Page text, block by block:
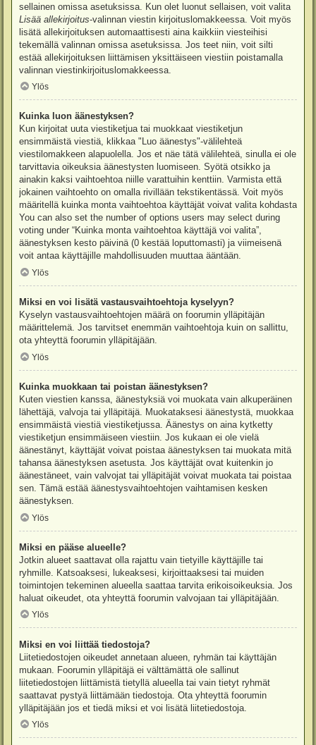
sellainen omissa asetuksissa. Kun olet luonut sellaisen, voit valita
Lisää allekirjoitus-valinnan viestin kirjoituslomakkeessa. Voit myös
lisätä allekirjoituksen automaattisesti aina kaikkiin viesteihisi
tekemällä valinnan omissa asetuksissa. Jos teet niin, voit silti
estää allekirjoituksen liittämisen yksittäiseen viestiin poistamalla
valinnan viestinkirjoituslomakkeessa.
Ylös
Kuinka luon äänestyksen?
Kun kirjoitat uuta viestiketjua tai muokkaat viestiketjun
ensimmäistä viestiä, klikkaa "Luo äänestys"-välilehteä
viestilomakkeen alapuolella. Jos et näe tätä välilehteä, sinulla ei ole
tarvittavia oikeuksia äänestysten luomiseen. Syötä otsikko ja
ainakin kaksi vaihtoehtoa niille varattuihin kenttiin. Varmista että
jokainen vaihtoehto on omalla rivillään tekstikentässä. Voit myös
määritellä kuinka monta vaihtoehtoa käyttäjät voivat valita kohdasta
You can also set the number of options users may select during
voting under “Kuinka monta vaihtoehtoa käyttäjä voi valita”,
äänestyksen kesto päivinä (0 kestää loputtomasti) ja viimeisenä
voit antaa käyttäjille mahdollisuuden muuttaa ääntään.
Ylös
Miksi en voi lisätä vastausvaihtoehtoja kyselyyn?
Kyselyn vastausvaihtoehtojen määrä on foorumin ylläpitäjän
määrittelemä. Jos tarvitset enemmän vaihtoehtoja kuin on sallittu,
ota yhteyttä foorumin ylläpitäjään.
Ylös
Kuinka muokkaan tai poistan äänestyksen?
Kuten viestien kanssa, äänestyksiä voi muokata vain alkuperäinen
lähettäjä, valvoja tai ylläpitäjä. Muokataksesi äänestystä, muokkaa
ensimmäistä viestiä viestiketjussa. Äänestys on aina kytketty
viestiketjun ensimmäiseen viestiin. Jos kukaan ei ole vielä
äänestänyt, käyttäjät voivat poistaa äänestyksen tai muokata mitä
tahansa äänestyksen asetusta. Jos käyttäjät ovat kuitenkin jo
äänestäneet, vain valvojat tai ylläpitäjät voivat muokata tai poistaa
sen. Tämä estää äänestysvaihtoehtojen vaihtamisen kesken
äänestyksen.
Ylös
Miksi en pääse alueelle?
Jotkin alueet saattavat olla rajattu vain tietyille käyttäjille tai
ryhmille. Katsoaksesi, lukeaksesi, kirjoittaaksesi tai muiden
toimintojen tekeminen alueella saattaa tarvita erikoisoikeuksia. Jos
haluat oikeudet, ota yhteyttä foorumin valvojaan tai ylläpitäjään.
Ylös
Miksi en voi liittää tiedostoja?
Liitetiedostojen oikeudet annetaan alueen, ryhmän tai käyttäjän
mukaan. Foorumin ylläpitäjä ei välttämättä ole sallinut
liitetiedostojen liittämistä tietyllä alueella tai vain tietyt ryhmät
saattavat pystyä liittämään tiedostoja. Ota yhteyttä foorumin
ylläpitäjään jos et tiedä miksi et voi lisätä liitetiedostoja.
Ylös